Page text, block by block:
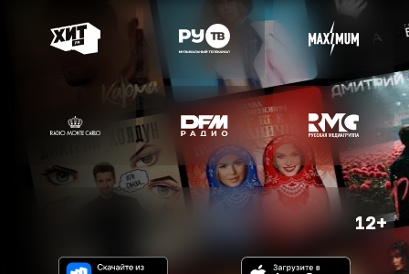
12+